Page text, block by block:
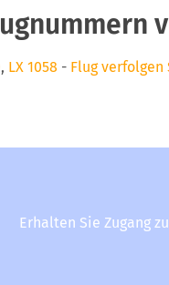
, LX 1058 - Flug
Erhalten Sie Zugang